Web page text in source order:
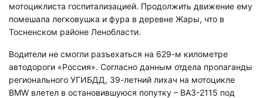
мотоциклиста госпитализацией. Продолжить движение ему
помешала легковушка и фура в деревне Жары, что в
Тосненском районе Ленобласти.
Водители не смогли разъехаться на 629-м километре
автодороги «Россия». Согласно данным отдела пропаганды
регионального УГИБДД, 39-летний лихач на мотоцикле
BMW влетел в остановившуюся попутку – ВАЗ-2115 под